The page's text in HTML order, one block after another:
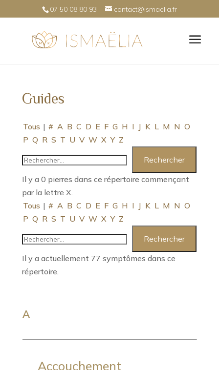
07 50 08 80 93 contact@ismaelia.fr
Guides
Tous | # A B C D E F G H I J K L M N O
P Q R S T U V W X Y Z
Il y a 0 pierres dans ce répertoire commençant
par la lettre X.
Tous | # A B C D E F G H I J K L M N O
P Q R S T U V W X Y Z
Il y a actuellement 77 symptômes dans ce
répertoire.
A
Accouchement